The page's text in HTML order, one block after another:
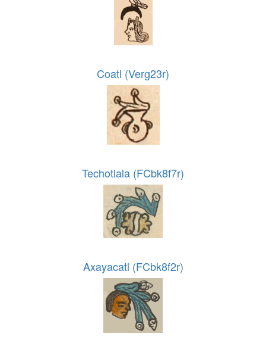
Coatl (Verg23r)
Techotlala (FCbk8f7r)
Axayacatl (FCbk8f2r)